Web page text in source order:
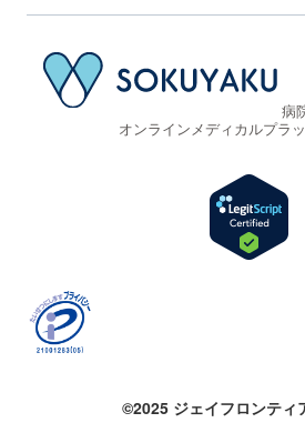
病
オンラインメディカルプラ
©2025 ジェイフロンティ